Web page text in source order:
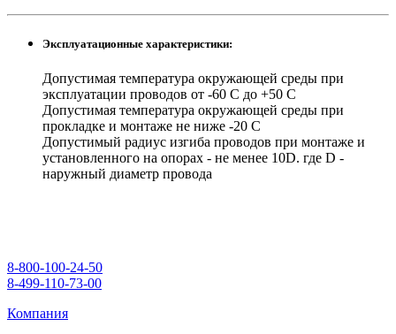
Эксплуатационные характеристики:
Допустимая температура окружающей среды при
эксплуатации проводов от -60 С до +50 С
Допустимая температура окружающей среды при
прокладке и монтаже не ниже -20 С
Допустимый радиус изгиба проводов при монтаже и
установленного на опорах - не менее 10D. где D -
наружный диаметр провода
8-800-100-24-50
8-499-110-73-00
Компания